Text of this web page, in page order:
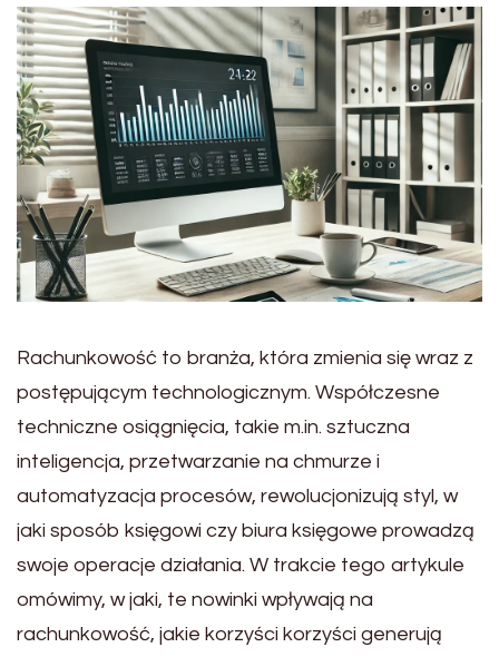
Rachunkowość to branża, która zmienia się wraz z
postępującym technologicznym. Współczesne
techniczne osiągnięcia, takie m.in. sztuczna
inteligencja, przetwarzanie na chmurze i
automatyzacja procesów, rewolucjonizują styl, w
jaki sposób księgowi czy biura księgowe prowadzą
swoje operacje działania. W trakcie tego artykule
omówimy, w jaki, te nowinki wpływają na
rachunkowość, jakie korzyści korzyści generują